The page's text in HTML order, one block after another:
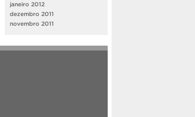
janeiro 2012
dezembro 2011
novembro 2011